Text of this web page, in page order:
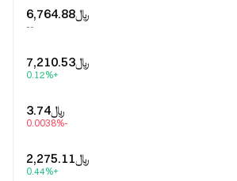
﷼‎6,764.88
--
﷼‎7,210.53
+0.12%
﷼‎3.74
-0.0038%
﷼‎2,275.11
+0.44%